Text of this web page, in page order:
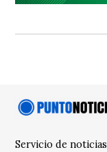
Servicio de